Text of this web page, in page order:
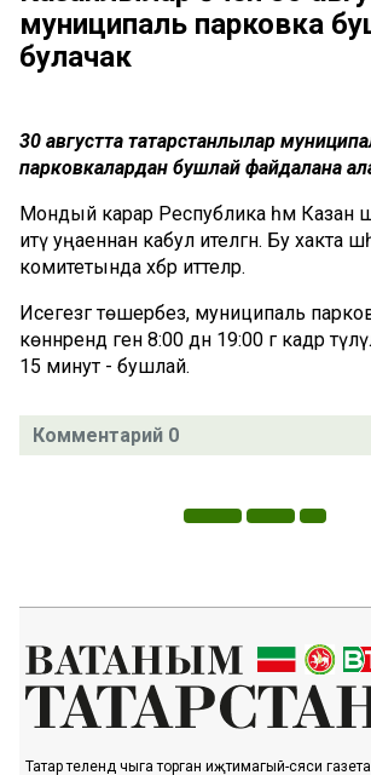
муниципаль парковка
булачак
30 августта татарстанлылар
парковкалардан бушлай файдалана
Мондый карар Республика һәм Казан
итү уңаеннан кабул ителгән. Бу хакта
комитетында хәбәр иттеләр.
Исегезгә төшерәбез, муниципаль
көннәрендә генә 8:00 дән 19:00 гә кадәр
15 минут - бушлай.
Комментарий 0
Татар телендә чыга торган иҗтимагый-сәяси газета.